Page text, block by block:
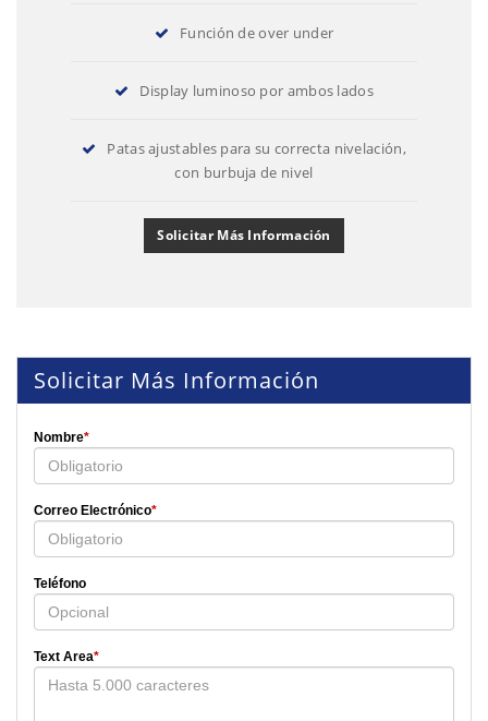
Función de over under
Display luminoso por ambos lados
Patas ajustables para su correcta nivelación,
con burbuja de nivel
Solicitar Más Información
Solicitar Más Información
Nombre*
Correo Electrónico*
Teléfono
Text Area*